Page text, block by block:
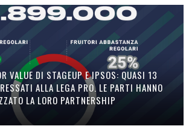
VALUE DI STAGEUP E IPSOS: QUASI 13
ALLA LEGA PRO. LE PARTI HANNO
LA LORO PARTNERSHIP